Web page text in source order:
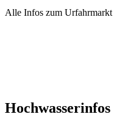
Alle Infos zum Urfahrmarkt
Hochwasserinfos